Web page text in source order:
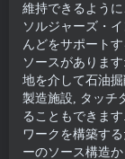
維持できるよう
ソルジャーズ・
んどをサポート
ソースがありま
地を介して石油
製造施設, タッチ
ることもできま
ワークを構築す
ーのソース構造